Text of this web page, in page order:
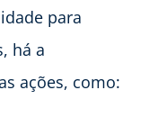
para
há a
ações, como: